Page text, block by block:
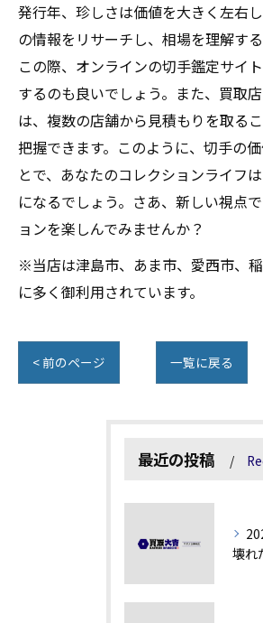
発行年、珍しさは価値を大きく左右
の情報をリサーチし、相場を理解する
この際、オンラインの切手鑑定サイ
するのも良いでしょう。また、買取
は、複数の店舗から見積もりを取る
把握できます。このように、切手の
とで、あなたのコレクションライフ
になるでしょう。さあ、新しい視点
ョンを楽しんでみませんか？
※当店は津島市、あま市、愛西市、
に多く御利用されています。
< 前のページ 一覧に戻る
最近の投稿